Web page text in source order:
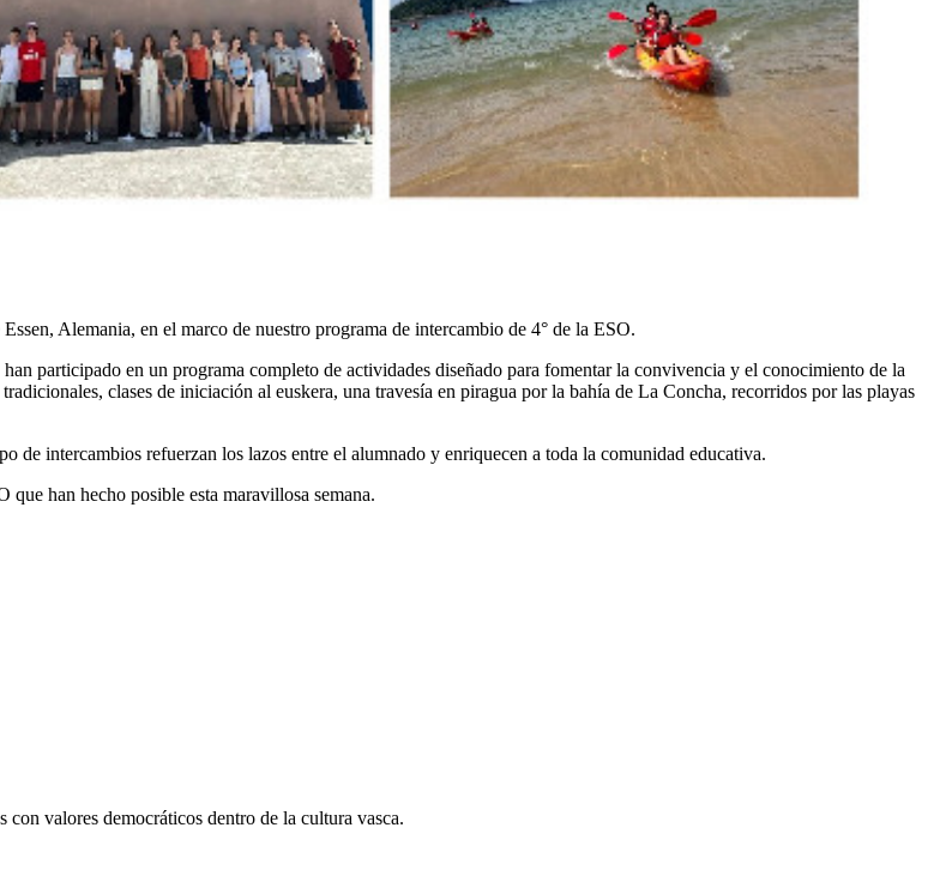
Alemania, en el marco de nuestro programa de intercambio de 4° de la ESO.
participado en un programa completo de actividades diseñado para fomentar la convivencia y el conocimiento de la
clases de iniciación al euskera, una travesía en piragua por la bahía de La Concha, recorridos por las playas
de intercambios refuerzan los lazos entre el alumnado y enriquecen a toda la comunidad educativa.
han hecho posible esta maravillosa semana.
valores democráticos dentro de la cultura vasca.